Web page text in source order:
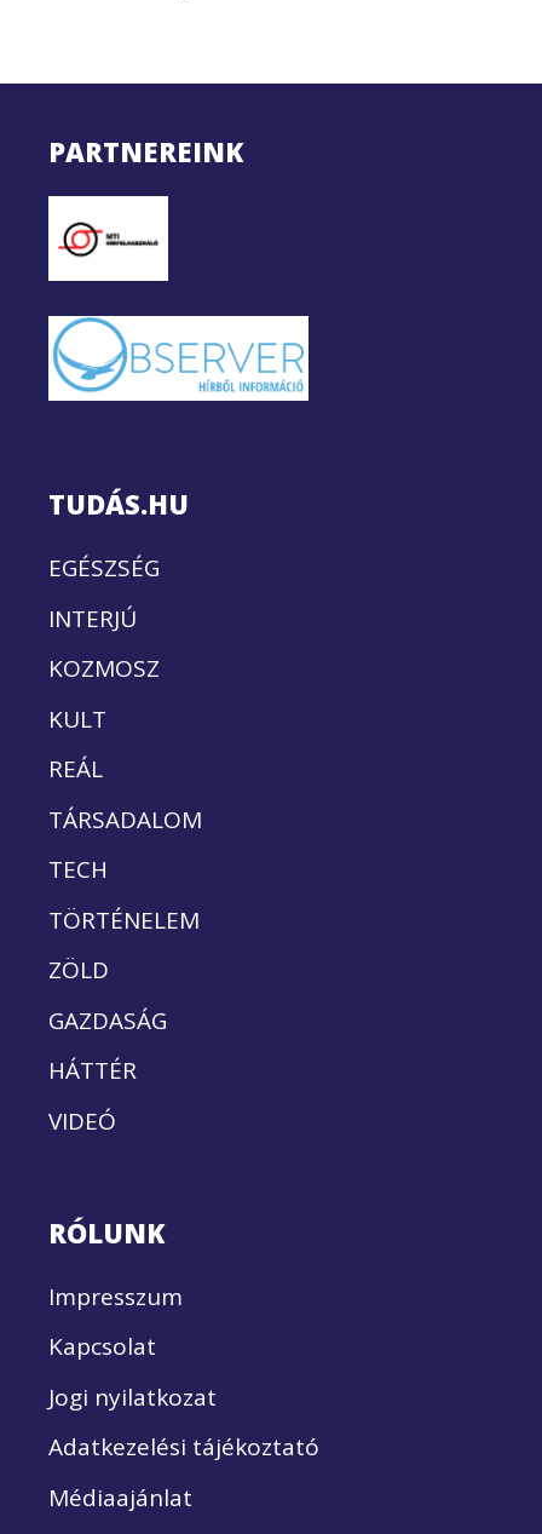
PARTNEREINK
TUDÁS.HU
EGÉSZSÉG
INTERJÚ
KOZMOSZ
KULT
REÁL
TÁRSADALOM
TECH
TÖRTÉNELEM
ZÖLD
GAZDASÁG
HÁTTÉR
VIDEÓ
RÓLUNK
Impresszum
Kapcsolat
Jogi nyilatkozat
Adatkezelési tájékoztató
Médiaajánlat